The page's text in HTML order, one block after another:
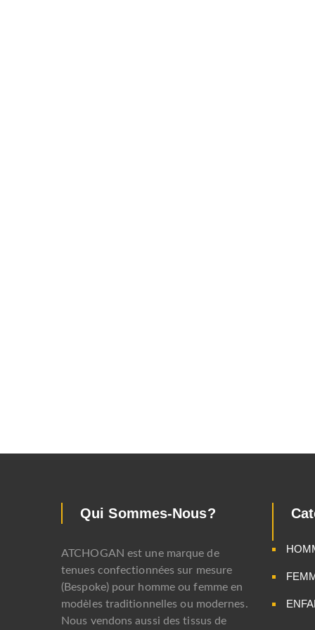
Qui Sommes-Nous?
ATCHOGAN est une marque de
tenues confectionnées sur mesure
(Bespoke) pour homme ou femme en
modèles traditionnelles ou modernes.
Nous vendons aussi des tissus de